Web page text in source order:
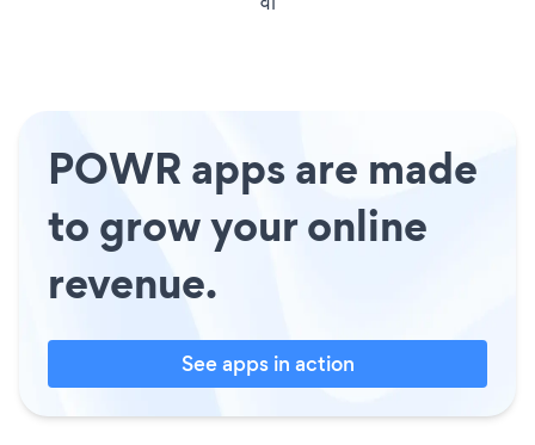
POWR apps are made
to grow your online
revenue.
See apps in action